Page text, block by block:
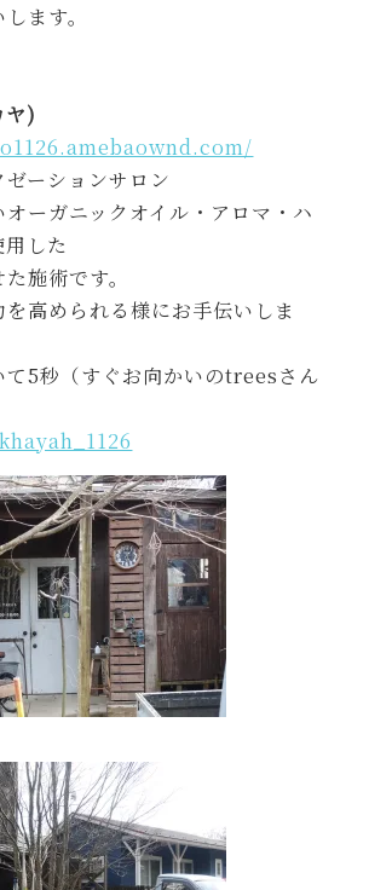
ます。
)
ーションサロン
オーガニックオイル・アロマ・ハ
した
施術です。
を高められる様にお手伝いしま
て5秒（すぐお向かいのtreesさん